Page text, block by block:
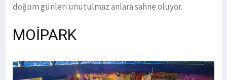
doğum günleri unutulmaz anlara sahne oluyor.
MOİPARK